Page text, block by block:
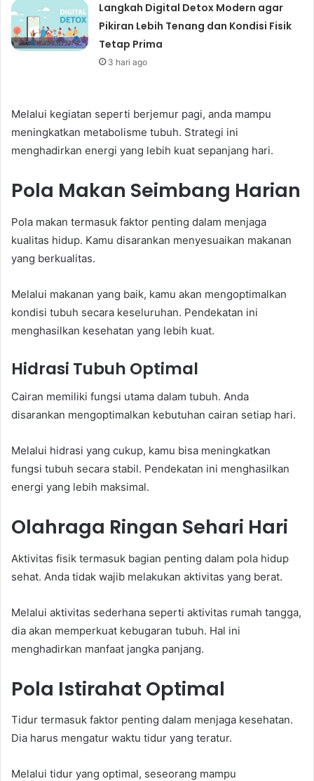
Langkah Digital Detox Modern agar
Pikiran Lebih Tenang dan Kondisi Fisik
Tetap Prima
3 hari ago
Melalui kegiatan seperti berjemur pagi, anda mampu
meningkatkan metabolisme tubuh. Strategi ini
menghadirkan energi yang lebih kuat sepanjang hari.
Pola Makan Seimbang Harian
Pola makan termasuk faktor penting dalam menjaga
kualitas hidup. Kamu disarankan menyesuaikan makanan
yang berkualitas.
Melalui makanan yang baik, kamu akan mengoptimalkan
kondisi tubuh secara keseluruhan. Pendekatan ini
menghasilkan kesehatan yang lebih kuat.
Hidrasi Tubuh Optimal
Cairan memiliki fungsi utama dalam tubuh. Anda
disarankan mengoptimalkan kebutuhan cairan setiap hari.
Melalui hidrasi yang cukup, kamu bisa meningkatkan
fungsi tubuh secara stabil. Pendekatan ini menghasilkan
energi yang lebih maksimal.
Olahraga Ringan Sehari Hari
Aktivitas fisik termasuk bagian penting dalam pola hidup
sehat. Anda tidak wajib melakukan aktivitas yang berat.
Melalui aktivitas sederhana seperti aktivitas rumah tangga,
dia akan memperkuat kebugaran tubuh. Hal ini
menghadirkan manfaat jangka panjang.
Pola Istirahat Optimal
Tidur termasuk faktor penting dalam menjaga kesehatan.
Dia harus mengatur waktu tidur yang teratur.
Melalui tidur yang optimal, seseorang mampu